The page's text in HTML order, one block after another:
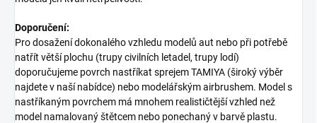
Doporučení:
Pro dosažení dokonalého vzhledu modelů aut nebo při potřebě
natřít větší plochu (trupy civilních letadel, trupy lodí)
doporučujeme povrch nastříkat sprejem TAMIYA (široký výběr
najdete v naší nabídce) nebo modelářským airbrushem. Model s
nastříkaným povrchem má mnohem realističtější vzhled než
model namalovaný štětcem nebo ponechaný v barvě plastu.